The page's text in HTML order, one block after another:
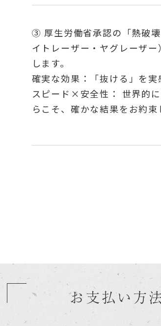
③ 厚生労働省承認の「熱破
イトレーザー・ヤグレーザ
します。
確実な効果：「抜ける」を実
スピード×安全性： 世界的
らこそ、確かな結果をお約束
お支払い方